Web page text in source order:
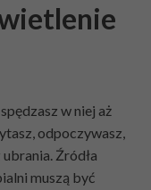
w niej aż
odpoczywasz,
Źródła
muszą być